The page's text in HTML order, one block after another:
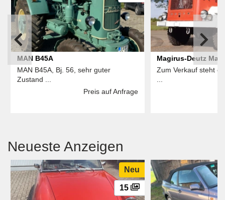
MAN B45A
MAN B45A, Bj. 56, sehr guter
Zustand ...
Preis auf Anfrage
Magirus-Deutz
125D10 LF 16-TS
Zum Verkauf steht
Neueste Anzeigen
Neu
15